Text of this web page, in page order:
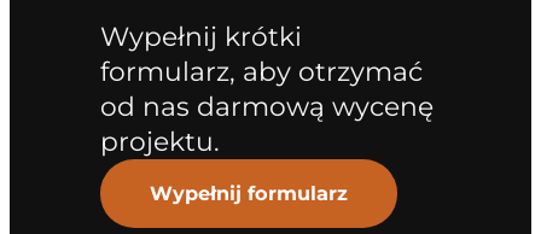
Wypełnij krótki
formularz, aby otrzymać
od nas darmową wycenę
projektu.
Wypełnij formularz